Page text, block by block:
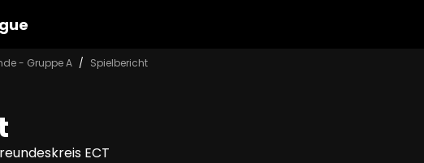
- Gruppe A Spielbericht
ECT